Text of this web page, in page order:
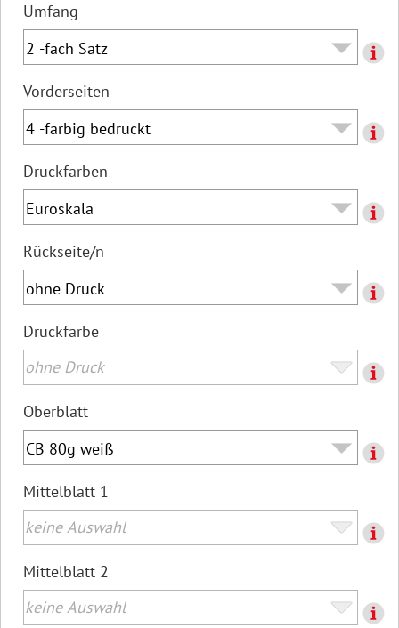
Umfang
Vorderseiten
Druckfarben
Rückseite/n
Druckfarbe
Oberblatt
Mittelblatt 1
Mittelblatt 2